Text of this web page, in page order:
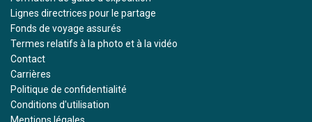
Lignes directrices pour le partage
Fonds de voyage assurés
Termes relatifs à la photo et à la vidéo
Contact
Carrières
Politique de confidentialité
Conditions d'utilisation